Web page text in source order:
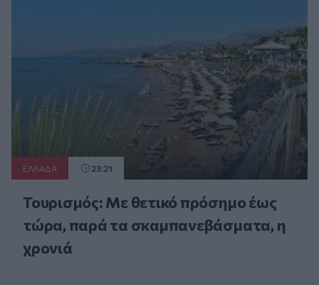
ΕΛΛAΔΑ 23:21
Τουρισμός: Με θετικό πρόσημο έως
τώρα, παρά τα σκαμπανεβάσματα, η
χρονιά